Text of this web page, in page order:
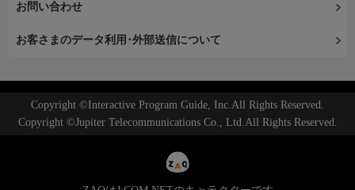
お問い合わせ
お客さまのデータ利用･外部送信について
Copyright ©Interactive Program Guide, Inc.All Rights Reserved.
Copyright ©Jupiter Telecommunications Co., Ltd.All Rights Reserved.